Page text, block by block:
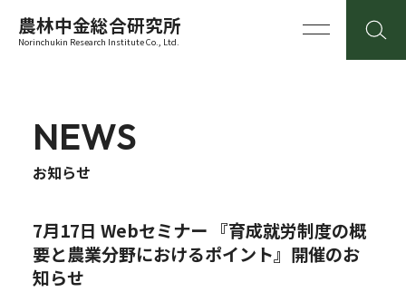
農林中金総合研究所
Norinchukin Research Institute Co., Ltd.
NEWS
お知らせ
7月17日 Webセミナー 『育成就労制度の概
要と農業分野におけるポイント』開催のお
知らせ